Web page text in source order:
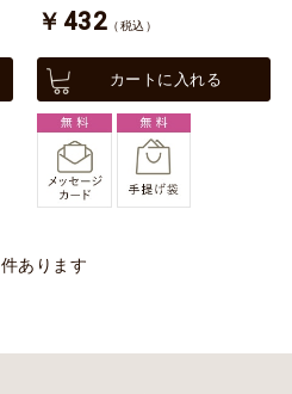
￥432 （税込）
カートに入れる
件あります